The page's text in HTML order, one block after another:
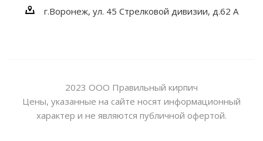
г.Воронеж, ул. 45 Стрелковой дивизии, д.62 А
2023 ООО Правильный кирпич
Цены, указанные на сайте носят информационный
характер и не являются публичной офертой.